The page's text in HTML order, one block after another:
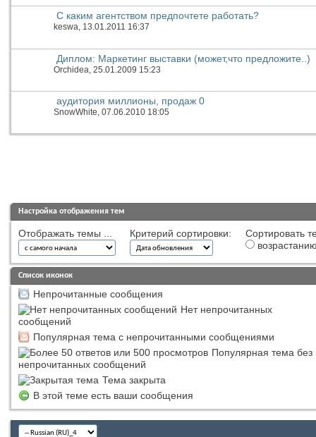
С каким агентством предпочтете работать?
keswa, 13.01.2011 16:37
Диплом: Маркетинг выставки (может,что предложите..)
Orchidea , 25.01.2009 15:23
аудитория миллионы, продаж 0
SnowWhite, 07.06.2010 18:05
Настройка отображения тем
Отображать темы ... Критерий сортировки:
Сортировать
Список иконок
Непрочитанные сообщения
Нет непрочитанных
сообщений
Популярная тема с непрочитанными сообщениями
Популярная тема без
непрочитанных сообщений
Тема закрыта
В этой теме есть ваши сообщения